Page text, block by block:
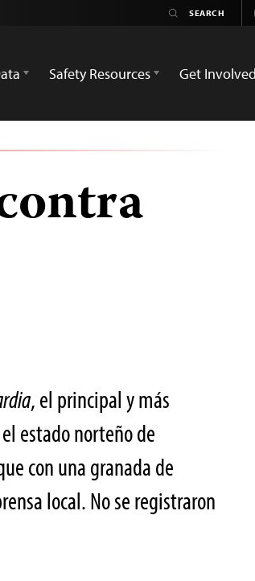
Safety Resources Get Involved
, el principal y más
estado norteño de
con una granada de
local. No se registraron